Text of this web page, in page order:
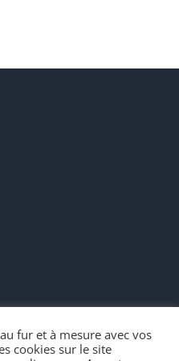
le pouvoir de transmission
fur et à mesure avec vos
cookies sur le site